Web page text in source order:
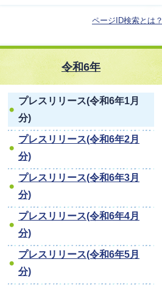
ページID検索とは？
令和6年
プレスリリース(令和6年1月
分)
プレスリリース(令和6年2月
分)
プレスリリース(令和6年3月
分)
プレスリリース(令和6年4月
分)
プレスリリース(令和6年5月
分)